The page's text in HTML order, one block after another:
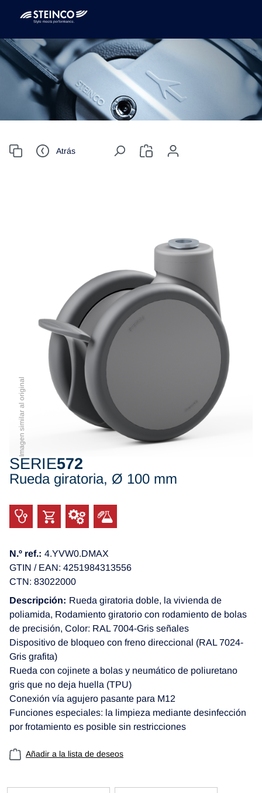
Atrás
Imagen similar al original
SERIE572
Rueda giratoria, Ø 100 mm
N.º ref.: 4.YVW0.DMAX
GTIN / EAN: 4251984313556
CTN: 83022000
Descripción: Rueda giratoria doble, la vivienda de
poliamida, Rodamiento giratorio con rodamiento de bolas
de precisión, Color: RAL 7004-Gris señales
Dispositivo de bloqueo con freno direccional (RAL 7024-
Gris grafita)
Rueda con cojinete a bolas y neumático de poliuretano
gris que no deja huella (TPU)
Conexión vía agujero pasante para M12
Funciones especiales: la limpieza mediante desinfección
por frotamiento es posible sin restricciones
Añadir a la lista de deseos